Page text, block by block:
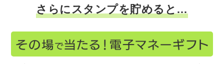
さらにスタンプを貯めると…